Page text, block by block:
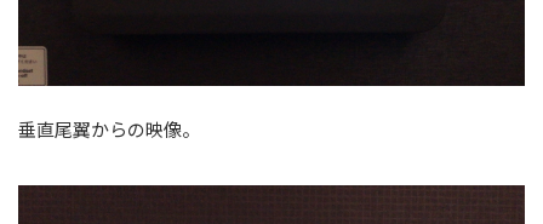
垂直尾翼からの映像。